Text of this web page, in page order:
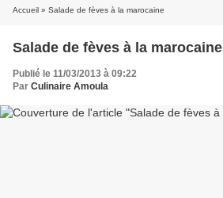
Accueil » Salade de fèves à la marocaine
Salade de fèves à la marocaine
Publié le 11/03/2013 à 09:22
Par Culinaire Amoula